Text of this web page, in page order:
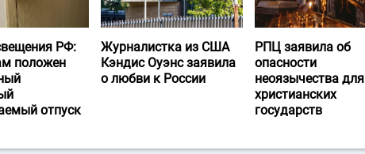
РФ:
положен
отпуск
Журналистка из США
Кэндис Оуэнс заявила
о любви к России
РПЦ заявила об
опасности
неоязычества для
христианских
государств